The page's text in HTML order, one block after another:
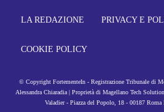
LA REDAZIONE PRIVACY E
COOKIE POLICY
© Copyright FortementeIn - Registrazione Tribunale di
Alessandra Chiaradia | Proprietà di Magellano Tech
Valadier - Piazza del Popolo, 18 - 00187